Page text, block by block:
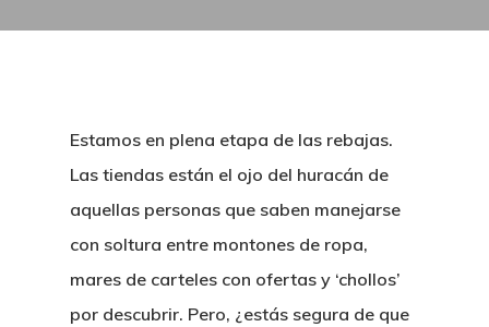
Estamos en plena etapa de las rebajas.
Las tiendas están el ojo del huracán de
aquellas personas que saben manejarse
con soltura entre montones de ropa,
mares de carteles con ofertas y ‘chollos’
por descubrir. Pero, ¿estás segura de que